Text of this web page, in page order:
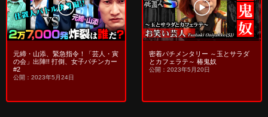
元締・山添、緊急指令！「芸人・寅
の会」出陣!! 打倒、女子パチンカー
#2
公開：2023年5月24日
密着パチメンタリー ～玉とサラダ
とカフェラテ～ 椿鬼奴
公開：2023年5月20日